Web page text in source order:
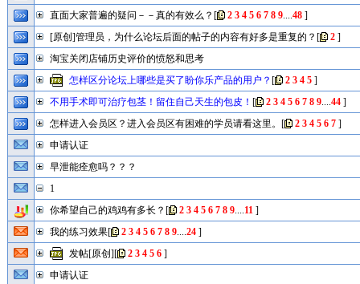
直面大家普遍的疑问－－真的有效么？ [ 2 3 4 5 6 7 8 9....48]
[原创]管理员，为什么论坛后面的帖子的内容有好多是重复的？ [ 2]
淘宝关闭店铺历史评价的愤怒和思考
怎样区分论坛上哪些是买了盼你乐产品的用户？ [ 2 3 4 5]
不用手术即可治疗包茎！留住自己天生的包皮！ [ 2 3 4 5 6 7 8 9....44]
怎样进入会员区？进入会员区有困难的学员请看这里。 [ 2 3 4 5 6 7]
申请认证
早泄能痊愈吗？？？
1
你希望自己的鸡鸡有多长？ [ 2 3 4 5 6 7 8 9....11]
我的练习效果[ 2 3 4 5 6 7 8 9....24]
发帖[原创][ 2 3 4 5 6]
申请认证